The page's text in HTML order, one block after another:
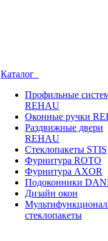
Каталог
Профильные
REHAU
Оконные ручки
Раздвижные двери
REHAU
Стеклопакеты STIS
Фурнитура ROTO
Фурнитура AXOR
Подоконники
Дизайн окон
стеклопакеты